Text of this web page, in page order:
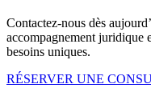
Contactez-nous dès
accompagnement juridique
besoins uniques.
RÉSERVER UNE